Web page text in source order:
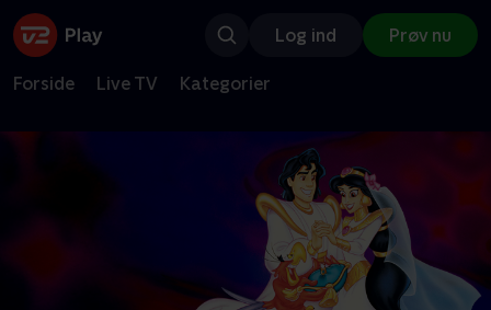
Log ind Prøv nu
Forside Live TV Kategorier